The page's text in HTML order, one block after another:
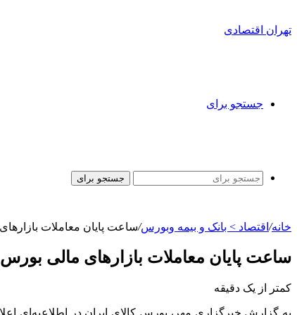
تهران اقتصادی
جستجو برای
جستجو برای
خانه/ اقتصاد > بانک و بیمه وبورس/ساعت پایان معاملات
ساعت پایان معاملات بازارهای مالی بورس
کمتر از یک دقیقه
به گزارش خبرگزاری مهر، بورس کالای ایران در اطلاعیه‌ای